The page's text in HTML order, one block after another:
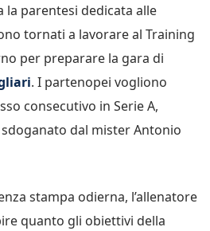
la parentesi dedicata alle
tornati a lavorare al Training
per preparare la gara di
. I partenopei vogliono
consecutivo in Serie A,
dal mister Antonio
stampa odierna, l’allenatore
quanto gli obiettivi della